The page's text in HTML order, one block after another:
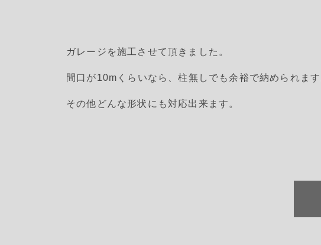
ガレージを施工させて頂きました。
間口が10mくらいなら、柱無しでも余裕で納められます
その他どんな形状にも対応出来ます。